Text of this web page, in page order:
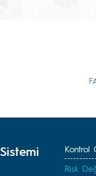
Kontrol
Risk